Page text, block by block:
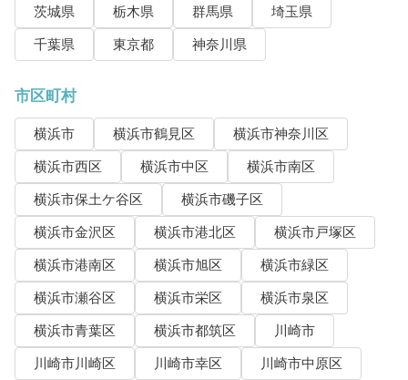
茨城県 栃木県 群馬県
埼玉県
千葉県
東京都 神奈川県
市区町村
横浜市 横浜市鶴見区
横浜市神奈川区
横浜市西区
横浜市中区
横浜市南区
横浜市保土ケ谷区
横浜市磯子区
横浜市金沢区
横浜市港北区
横浜市戸塚区
横浜市港南区
横浜市旭区
横浜市緑区
横浜市瀬谷区
横浜市栄区
横浜市泉区
横浜市青葉区
横浜市都筑区
川崎市
川崎市川崎区
川崎市幸区
川崎市中原区